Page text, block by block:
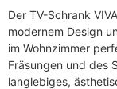
Der TV-Schrank
modernem Design
im Wohnzimmer
Fräsungen und des
langlebiges,